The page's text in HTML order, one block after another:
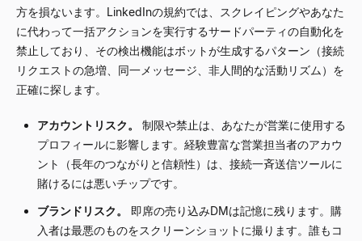
方を損ないます。LinkedInの規約では、スクレイピングやあなた
に代わって一括アクションを実行するサードパーティの自動化を
禁止しており、その検出機能はボットが生成するパターン（接続
リクエストの急増、同一メッセージ、非人間的な活動リズム）を
正確に探します。
アカウントリスク。
制限や禁止は、あなたが営業に使用する
プロフィールに影響します。経験豊富な営業担当者のアカウ
ント（長年のつながりと信頼性）は、接続一斉送信ツールに
賭けるには悪いチップです。
ブランドリスク。
即席の売り込みDMは記憶に残ります。購
入者は最悪のものをスクリーンショットに撮ります。誰もコ